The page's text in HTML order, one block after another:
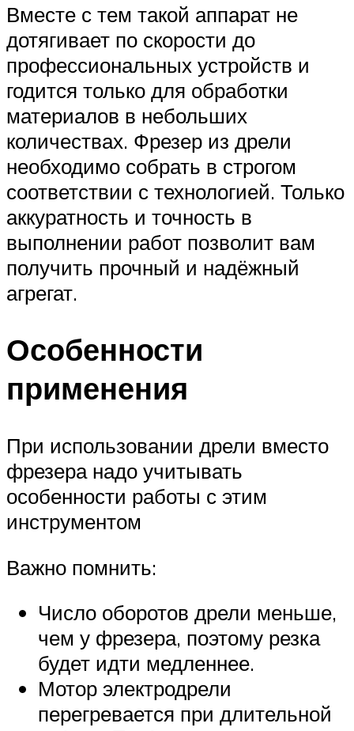
Вместе с тем такой аппарат не
дотягивает по скорости до
профессиональных устройств и
годится только для обработки
материалов в небольших
количествах. Фрезер из дрели
необходимо собрать в строгом
соответствии с технологией. Только
аккуратность и точность в
выполнении работ позволит вам
получить прочный и надёжный
агрегат.
Особенности
применения
При использовании дрели вместо
фрезера надо учитывать
особенности работы с этим
инструментом
Важно помнить:
Число оборотов дрели меньше,
чем у фрезера, поэтому резка
будет идти медленнее.
Мотор электродрели
перегревается при длительной